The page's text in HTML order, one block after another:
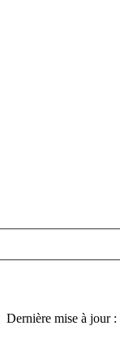
Dernière mise à jour :